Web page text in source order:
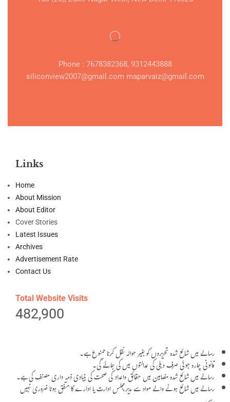
Phone : 7678382368, 9312443888
siliconview2007@gmail.com maparvaiz@gmail.com
Links
Home
About Mission
About Editor
Cover Stories
Latest Issues
Archives
Advertisement Rate
Contact Us
Total Website Visits
482,900
رسالے میں شائع شدہ تحریروں کو بغیر حوالہ نقل کرنا ممنوع ہے۔
قانونی چارہ جوئی صرف دہلی کی عدالتوں میں کی جائے گی۔
رسالے میں شائع شدہ مضامین میں حقائق واعداد کی صحت کی بنیادی ذمہ داری مصنف کی ہے۔
رسالے میں شائع ہونے والے مواد سے مدیر،مجلس ادارت یا ادارے کا متفق ہونا ضروری نہیں